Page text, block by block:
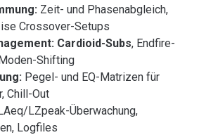
Zeit- und Phasenabgleich,
Crossover-Setups
Cardioid-Subs, Endfire-
Shifting
Pegel- und EQ-Matrizen für
Chill-Out
LZpeak-Überwachung,
Logfiles